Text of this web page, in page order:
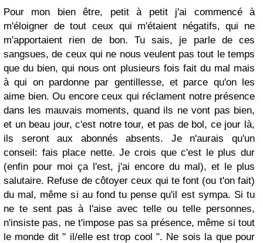
Pour mon bien être, petit à petit j'ai commencé à
m'éloigner de tout ceux qui m'étaient négatifs, qui ne
m'apportaient rien de bon. Tu sais, je parle de ces
sangsues, de ceux qui ne nous veulent pas tout le temps
que du bien, qui nous ont plusieurs fois fait du mal mais
à qui on pardonne par gentillesse, et parce qu'on les
aime bien. Ou encore ceux qui réclament notre présence
dans les mauvais moments, quand ils ne vont pas bien,
et un beau jour, c'est notre tour, et pas de bol, ce jour là,
ils seront aux abonnés absents. Je n'aurais qu'un
conseil: fais place nette. Je crois que c'est le plus dur
(enfin pour moi ça l'est, j'ai encore du mal), et le plus
salutaire. Refuse de côtoyer ceux qui te font (ou t'on fait)
du mal, même si au fond tu pense qu'il est sympa. Si tu
ne te sent pas à l'aise avec telle ou telle personnes,
n'insiste pas, ne t'impose pas sa présence, même si tout
le monde dit " il/elle est trop cool ". Ne sois la que pour